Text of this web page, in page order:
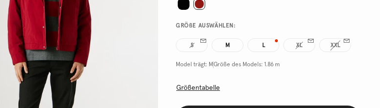
GRÖßE AUSWÄHLEN:
S M L XL XXL
Model trägt: M Größe des Models: 1.86 m
Größentabelle